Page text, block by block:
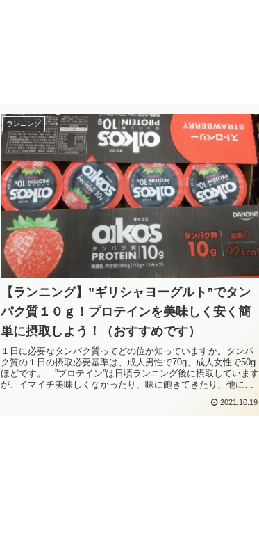
ランニング
【ランニング】”ギリシャヨーグルト”でタン
パク質１０ｇ！プロテインを美味しく安く簡
単に摂取しよう！（おすすめです）
１日に必要なタンパク質ってどの位か知っていますか。タンパ
ク質の１日の摂取必要基準は、成人男性で70g、成人女性で50g
ほどです。 ”プロテイン”は日頃ランニング後に摂取しています
が、イマイチ美味しくなかったり、味に飽きてきたり、他にも
2021.10.19